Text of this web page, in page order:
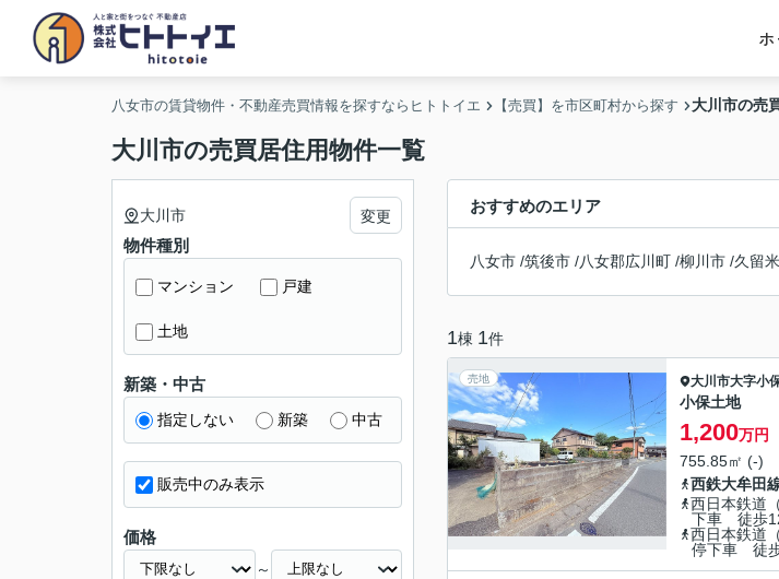
八女市の賃貸物件・不動産売買情報を探すならヒトトイエ 【売買】を市区町村から探す 大川市の売
大川市の売買居住用物件一覧
おすすめのエリア
八女市 /筑後市 /八女郡広川町 /柳川市 /久留
1棟 1件
売地 大川市大字小
小保土地
1,200万円
755.85㎡ (-)
西鉄大牟田
西日本鉄道
下車 徒歩
西日本鉄道
停下車 徒
大川市 変更
物件種別
マンション 戸建
土地
新築・中古
指定しない 新築 中古
販売中のみ表示
価格
～